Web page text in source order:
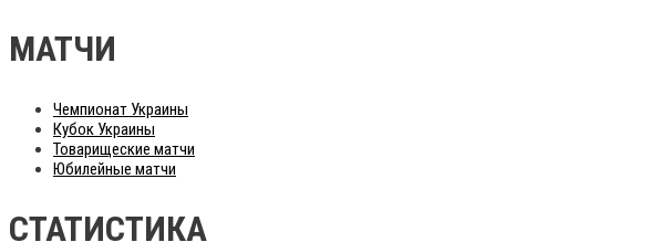
МАТЧИ
Чемпионат Украины
Кубок Украины
Товарищеские матчи
Юбилейные матчи
СТАТИСТИКА